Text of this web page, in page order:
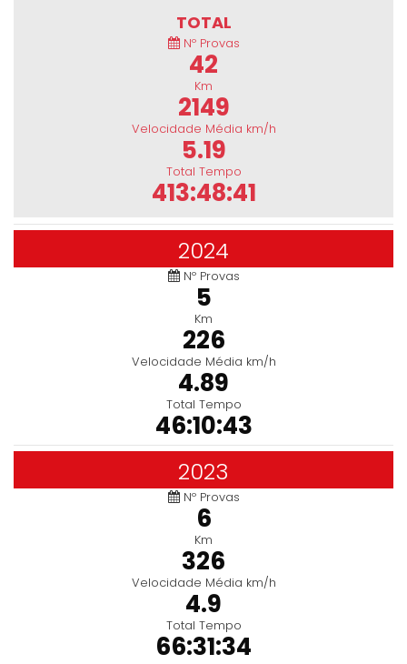
TOTAL
Nº Provas
42
Km
2149
Velocidade Média km/h
5.19
Total Tempo
413:48:41
2024
Nº Provas
5
Km
226
Velocidade Média km/h
4.89
Total Tempo
46:10:43
2023
Nº Provas
6
Km
326
Velocidade Média km/h
4.9
Total Tempo
66:31:34